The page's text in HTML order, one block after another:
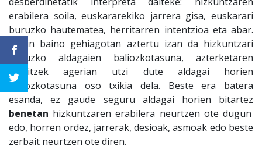
erabilera soila, euskararekiko jarrera gisa, euskarari
buruzko hautematea, herritarren intentzioa eta abar.
Behin baino gehiagotan aztertu izan da hizkuntzari
buruzko aldagaien baliozkotasuna, azterketaren
emaitzek agerian utzi dute aldagai horien
baliozkotasuna oso txikia dela. Beste era batera
esanda, ez gaude seguru aldagai horien bitartez
benetan hizkuntzaren erabilera neurtzen ote dugun
edo, horren ordez, jarrerak, desioak, asmoak edo beste
zerbait neurtzen ote diren.